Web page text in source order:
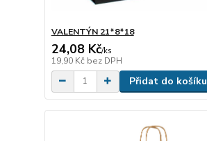
VALENTÝN 21*8*18
24,08 Kč/ks
19,90 Kč bez DPH
Přidat do košíku